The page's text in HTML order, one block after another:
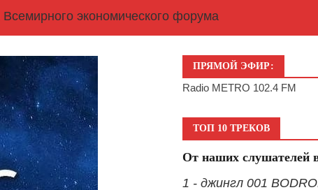
экономического форума
ПРЯМОЙ ЭФИР:
Radio METRO 102.4 FM
ТОП 10 ТРЕКОВ
От наших слушателей
1 - джингл 001